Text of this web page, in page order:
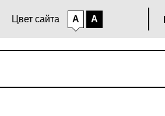
Цвет сайта A A